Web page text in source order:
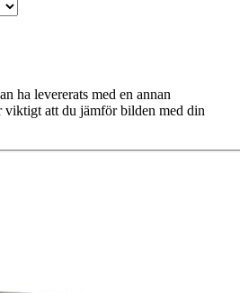
ha levererats med en annan
att du jämför bilden med din